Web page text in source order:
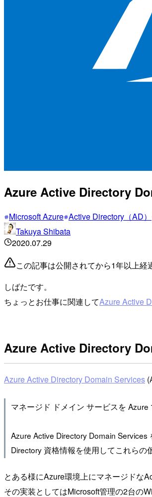
Azure Active Directory
Microsoft Azure Active Directory（AD）
Takuya Shibata
2020.07.29
この記事は公開されてから1年以上経
しばたです。
ちょっとお仕事に関連してAzure Active
Azure Active Directory
Azure Active Directory Domain Services
マネージド ドメイン サービスを Azure
Azure Active Directory Domain
Directory 資格情報を使用してこれらの
とある様にAzure環境上にマネージドな
その実装としてはMicrosoft管理の2台の